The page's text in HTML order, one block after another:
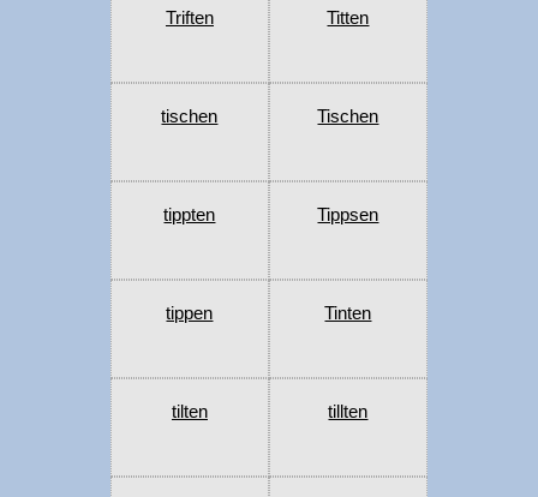
Triften Titten
tischen Tischen
tippten Tippsen
tippen Tinten
tilten tillten